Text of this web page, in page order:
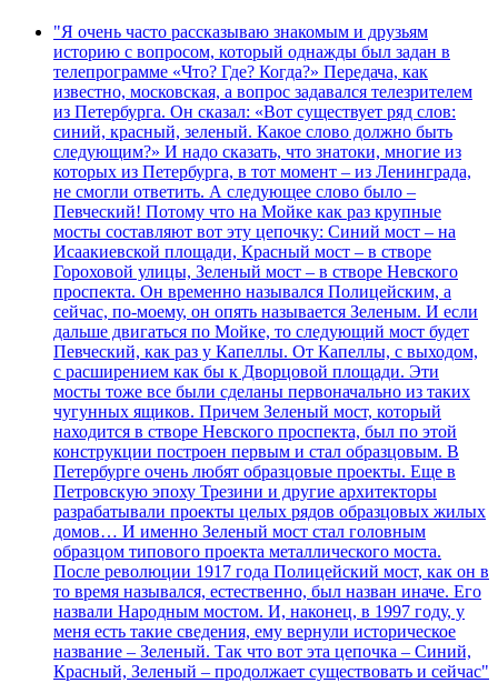
"Я очень часто рассказываю знакомым и друзьям
историю с вопросом, который однажды был задан в
телепрограмме «Что? Где? Когда?» Передача, как
известно, московская, а вопрос задавался телезрителем
из Петербурга. Он сказал: «Вот существует ряд слов:
синий, красный, зеленый. Какое слово должно быть
следующим?» И надо сказать, что знатоки, многие из
которых из Петербурга, в тот момент – из Ленинграда,
не смогли ответить. А следующее слово было –
Певческий! Потому что на Мойке как раз крупные
мосты составляют вот эту цепочку: Синий мост – на
Исаакиевской площади, Красный мост – в створе
Гороховой улицы, Зеленый мост – в створе Невского
проспекта. Он временно назывался Полицейским, а
сейчас, по-моему, он опять называется Зеленым. И если
дальше двигаться по Мойке, то следующий мост будет
Певческий, как раз у Капеллы. От Капеллы, с выходом,
с расширением как бы к Дворцовой площади. Эти
мосты тоже все были сделаны первоначально из таких
чугунных ящиков. Причем Зеленый мост, который
находится в створе Невского проспекта, был по этой
конструкции построен первым и стал образцовым. В
Петербурге очень любят образцовые проекты. Еще в
Петровскую эпоху Трезини и другие архитекторы
разрабатывали проекты целых рядов образцовых жилых
домов… И именно Зеленый мост стал головным
образцом типового проекта металлического моста.
После революции 1917 года Полицейский мост, как он в
то время назывался, естественно, был назван иначе. Его
назвали Народным мостом. И, наконец, в 1997 году, у
меня есть такие сведения, ему вернули историческое
название – Зеленый. Так что вот эта цепочка – Синий,
Красный, Зеленый – продолжает существовать и сейчас"